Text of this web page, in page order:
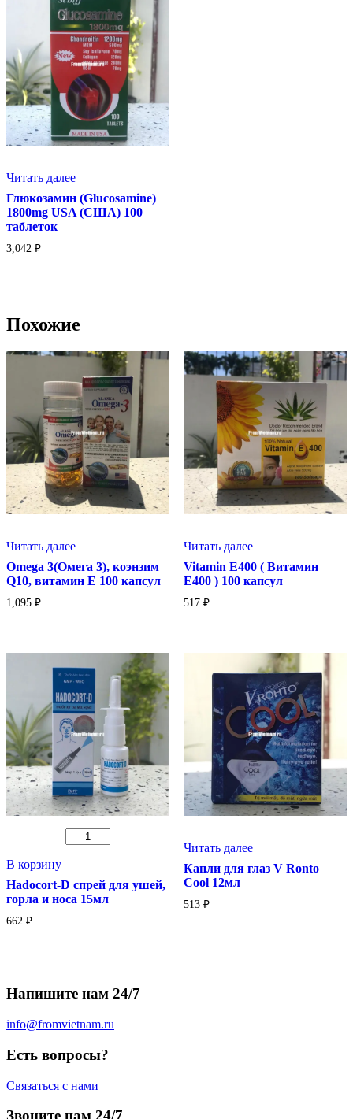
Читать далее
Глюкозамин (Glucosamine)
1800mg USA (США) 100
таблеток
3,042 ₽
Похожие
Читать далее
Omega 3(Омега 3), коэнзим
Q10, витамин Е 100 капсул
1,095 ₽
Читать далее
Vitamin E400 ( Витамин
Е400 ) 100 капсул
517 ₽
Количество
товара
спрей
для
В корзину
Hadocort-D спрей для ушей,
горла и носа 15мл
662 ₽
Читать далее
Капли для глаз V Ronto
Cool 12мл
513 ₽
Напишите нам 24/7
info@fromvietnam.ru
Есть вопросы?
Связаться с нами